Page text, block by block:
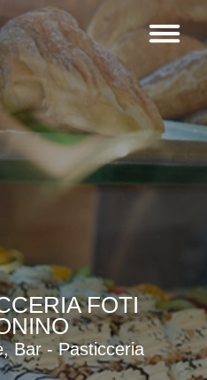
FOTI
Bar - Pasticceria